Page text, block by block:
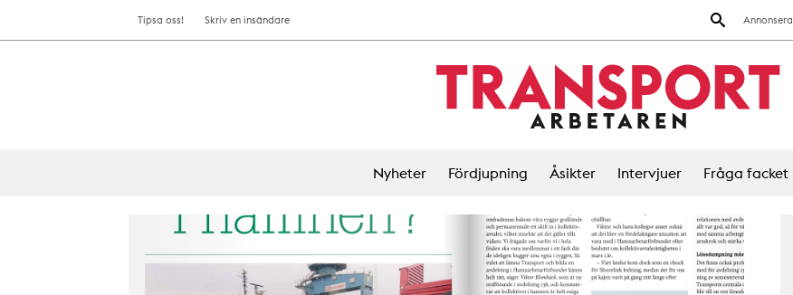
Annonsera
Tipsa oss! Skriv en insändare
Nyheter Fördjupning Åsikter Intervjuer Fråga facket